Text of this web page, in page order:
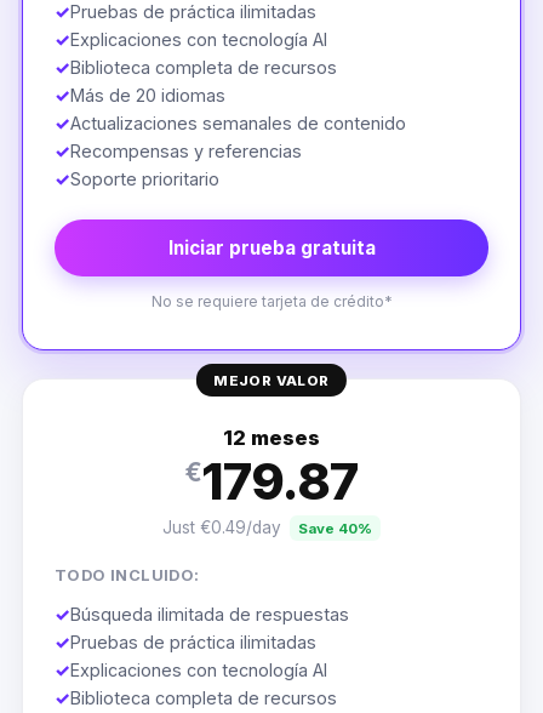
✓Pruebas de práctica ilimitadas
✓Explicaciones con tecnología AI
✓Biblioteca completa de recursos
✓Más de 20 idiomas
✓Actualizaciones semanales de contenido
✓Recompensas y referencias
✓Soporte prioritario
Iniciar prueba gratuita
No se requiere tarjeta de crédito*
MEJOR VALOR
12 meses
€179.87
Just €0.49/day Save 40%
TODO INCLUIDO:
✓Búsqueda ilimitada de respuestas
✓Pruebas de práctica ilimitadas
✓Explicaciones con tecnología AI
✓Biblioteca completa de recursos